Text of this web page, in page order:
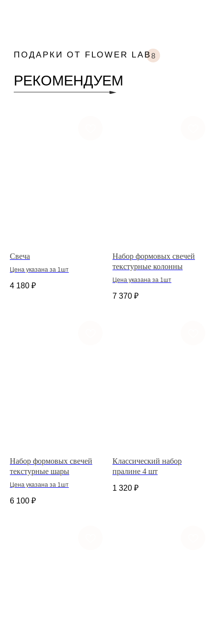
Свеча
Цена указана за 1шт
4 180 ₽
Набор формовых свечей
текстурные колонны
Цена указана за 1шт
7 370 ₽
Набор формовых свечей
текстурные шары
Цена указана за 1шт
6 100 ₽
Классический набор
пралине 4 шт
1 320 ₽